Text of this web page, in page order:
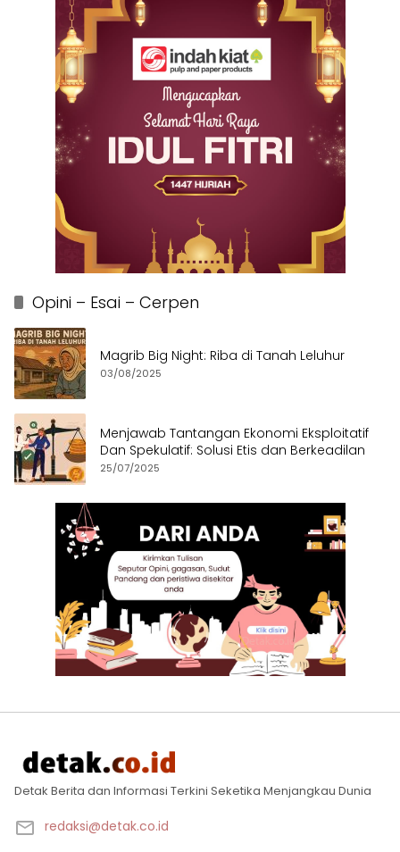
Opini – Esai – Cerpen
Magrib Big Night: Riba di Tanah Leluhur
03/08/2025
Menjawab Tantangan Ekonomi Eksploitatif
Dan Spekulatif: Solusi Etis dan Berkeadilan
25/07/2025
Detak Berita dan Informasi Terkini Seketika Menjangkau Dunia
redaksi@detak.co.id